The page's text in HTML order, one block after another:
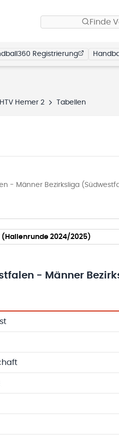
Finde
Registrierung
HTV Hemer 2 Tabellen
- Männer Bezirksliga
2024/2025)
- Männer
Spielen, Toren und Punkten